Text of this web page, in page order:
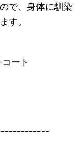
で、身体に馴染
す。
ート